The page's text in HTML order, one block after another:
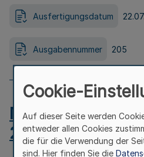
Ausfertigungsdatum
Ausgabennummer 205
MB.NRW 2026
24.07.2026
Cookie-
Auf dieser Seite werden
entweder allen Cookies
die für die Verwendung der
sind. Hier finden Sie die